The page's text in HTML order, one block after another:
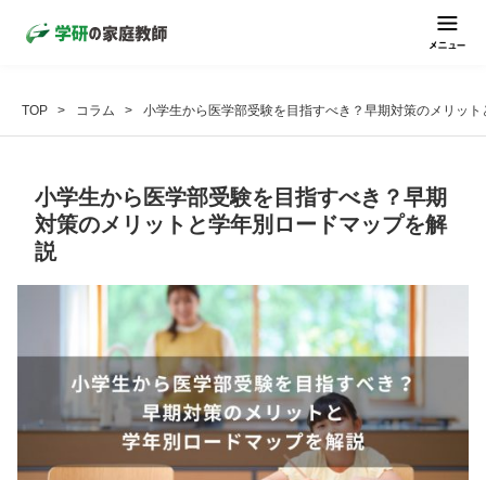
TOP コラム 小学生から医学部受験を目指すべき？早期対策のメリッ
小学生から医学部受験を目指すべき？早期
対策のメリットと学年別ロードマップを解
説